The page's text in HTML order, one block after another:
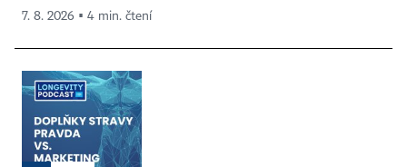
7. 8. 2026 ▪ 4 min. čtení